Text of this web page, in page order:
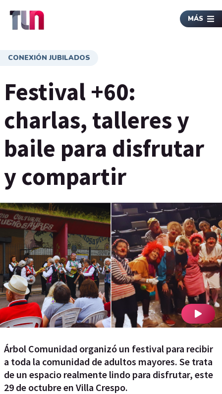
MÁS
CONEXIÓN JUBILADOS
Festival +60:
charlas, talleres y
baile para disfrutar
y compartir
Árbol Comunidad organizó un festival para recibir
a toda la comunidad de adultos mayores. Se trata
de un espacio realmente lindo para disfrutar, este
29 de octubre en Villa Crespo.